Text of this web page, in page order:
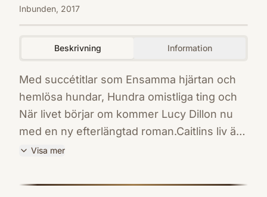
Inbunden, 2017
Beskrivning Information
Med succétitlar som Ensamma hjärtan och
hemlösa hundar, Hundra omistliga ting och
När livet börjar om kommer Lucy Dillon nu
med en ny efterlängtad roman.Caitlins liv är
en enda röra. Hon är gift med en man som
och hennes självkänsla är i botten. Den
Visa mer
9789137150338